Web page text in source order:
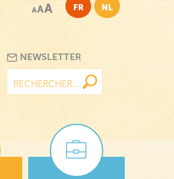
AAA FR NL
NEWSLETTER